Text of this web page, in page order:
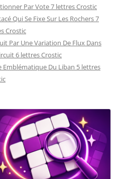
Par Vote 7 lettres Crostic
Qui Se Fixe Sur Les Rochers 7
Crostic
Par Une Variation De Flux Dans
6 lettres Crostic
Emblématique Du Liban 5 lettres